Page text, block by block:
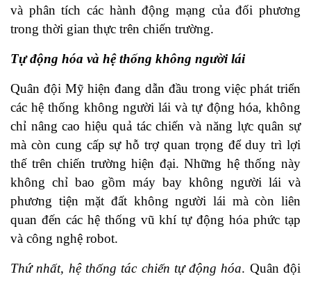
và phân tích các hành động mạng của đối phương
trong thời gian thực trên chiến trường.
Tự động hóa và hệ thống không người lái
Quân đội Mỹ hiện đang dẫn đầu trong việc phát triển
các hệ thống không người lái và tự động hóa, không
chỉ nâng cao hiệu quả tác chiến và năng lực quân sự
mà còn cung cấp sự hỗ trợ quan trọng để duy trì lợi
thế trên chiến trường hiện đại. Những hệ thống này
không chỉ bao gồm máy bay không người lái và
phương tiện mặt đất không người lái mà còn liên
quan đến các hệ thống vũ khí tự động hóa phức tạp
và công nghệ robot.
Thứ nhất, hệ thống tác chiến tự động hóa. Quân đội